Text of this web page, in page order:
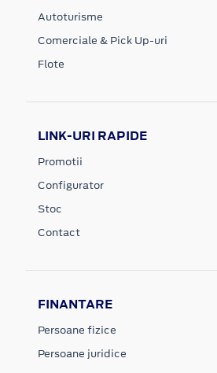
Autoturisme
Comerciale & Pick Up-uri
Flote
LINK-URI RAPIDE
Promotii
Configurator
Stoc
Contact
FINANTARE
Persoane fizice
Persoane juridice